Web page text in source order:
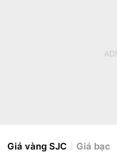
Giá vàng SJC Giá bạc